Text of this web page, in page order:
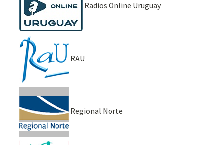
Radios Online Uruguay
RAU
Regional Norte